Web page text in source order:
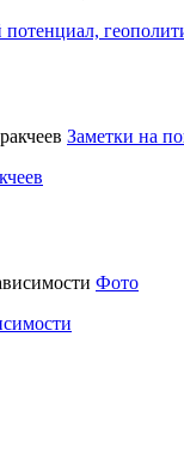
Заметки на
Фото